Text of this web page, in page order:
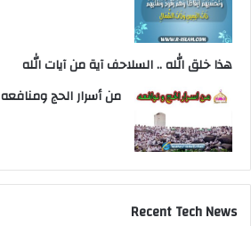
هذا خلق الله .. السلاحف آية من آيات الله
من أسرار الحج ومنافعه
Recent Tech News